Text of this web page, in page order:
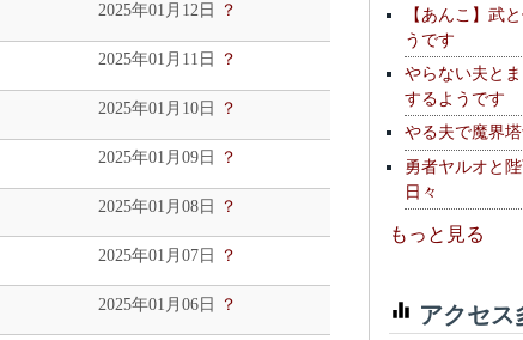
2025年01月12日 ？
2025年01月11日 ？
2025年01月10日 ？
2025年01月09日 ？
2025年01月08日 ？
2025年01月07日 ？
2025年01月06日 ？
【あんこ】武
うです
やらない夫と
するようです
やる夫で魔界塔
勇者ヤルオと
日々
もっと見る
アクセ